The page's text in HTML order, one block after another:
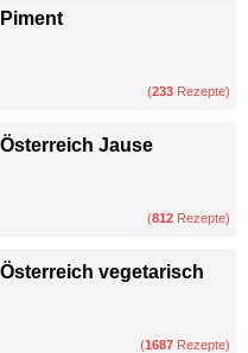
Piment
(233 Rezepte)
Österreich Jause
(812 Rezepte)
Österreich vegetarisch
(1687 Rezepte)